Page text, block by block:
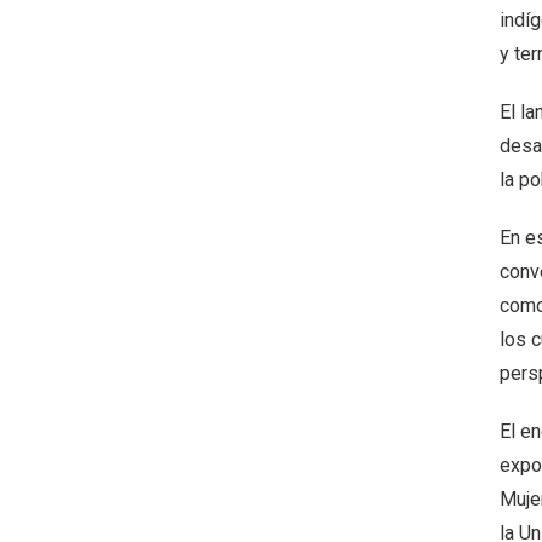
y
El
la
En
los
El
la